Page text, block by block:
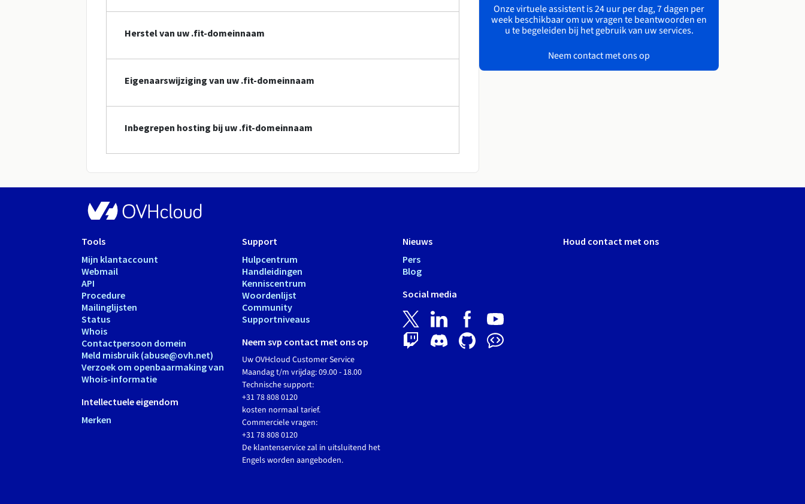
Herstel van uw .fit-domeinnaam
Eigenaarswijziging van uw .fit-domeinnaam
Inbegrepen hosting bij uw .fit-domeinnaam
Onze virtuele assistent is 24 uur per dag, 7 dagen per
week beschikbaar om uw vragen te beantwoorden en
u te begeleiden bij het gebruik van uw services.
Neem contact met ons op
Tools
Mijn klantaccount
Webmail
API
Procedure
Mailinglijsten
Status
Whois
Contactpersoon domein
Meld misbruik (abuse@ovh.net)
Verzoek om openbaarmaking van
Whois-informatie
Intellectuele eigendom
Merken
Support
Hulpcentrum
Handleidingen
Kenniscentrum
Woordenlijst
Community
Supportniveaus
Neem svp contact met ons op
Uw OVHcloud Customer Service
Maandag t/m vrijdag: 09.00 - 18.00
Technische support:
+31 78 808 0120
kosten normaal tarief.
Commerciele vragen:
+31 78 808 0120
De klantenservice zal in uitsluitend het
Engels worden aangeboden.
Nieuws
Pers
Blog
Social media
Houd contact met ons